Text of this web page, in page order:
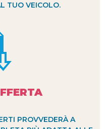
TUO VEICOLO.
PROVVEDERÀ A